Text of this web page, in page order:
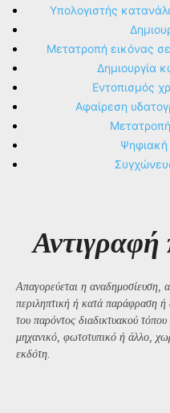
Υπολογιστής
Μετατροπή εικόνας
Δημιουργία
Εντοπισμός
Αφαίρεση
Ψηφιακή
Αντιγραφή
Απαγορεύεται η αναδημοσίευση,
περιληπτική ή κατά παράφραση ή
του παρόντος διαδικτυακού
μηχανικό, φωτοτυπικό ή άλλο,
εκδότη.